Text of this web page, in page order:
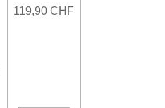
119,90 CHF